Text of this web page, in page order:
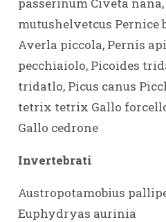
mutushelvetcus Pernice
Averla piccola, Pernis
pecchiaiolo, Picoides
tridatlo, Picus canus
tetrix tetrix Gallo
Gallo cedrone
Invertebrati
Austropotamobius
Euphydryas aurinia